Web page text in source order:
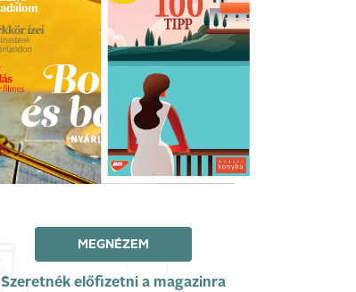
MEGNÉZEM
Szeretnék előfizetni a magazinra